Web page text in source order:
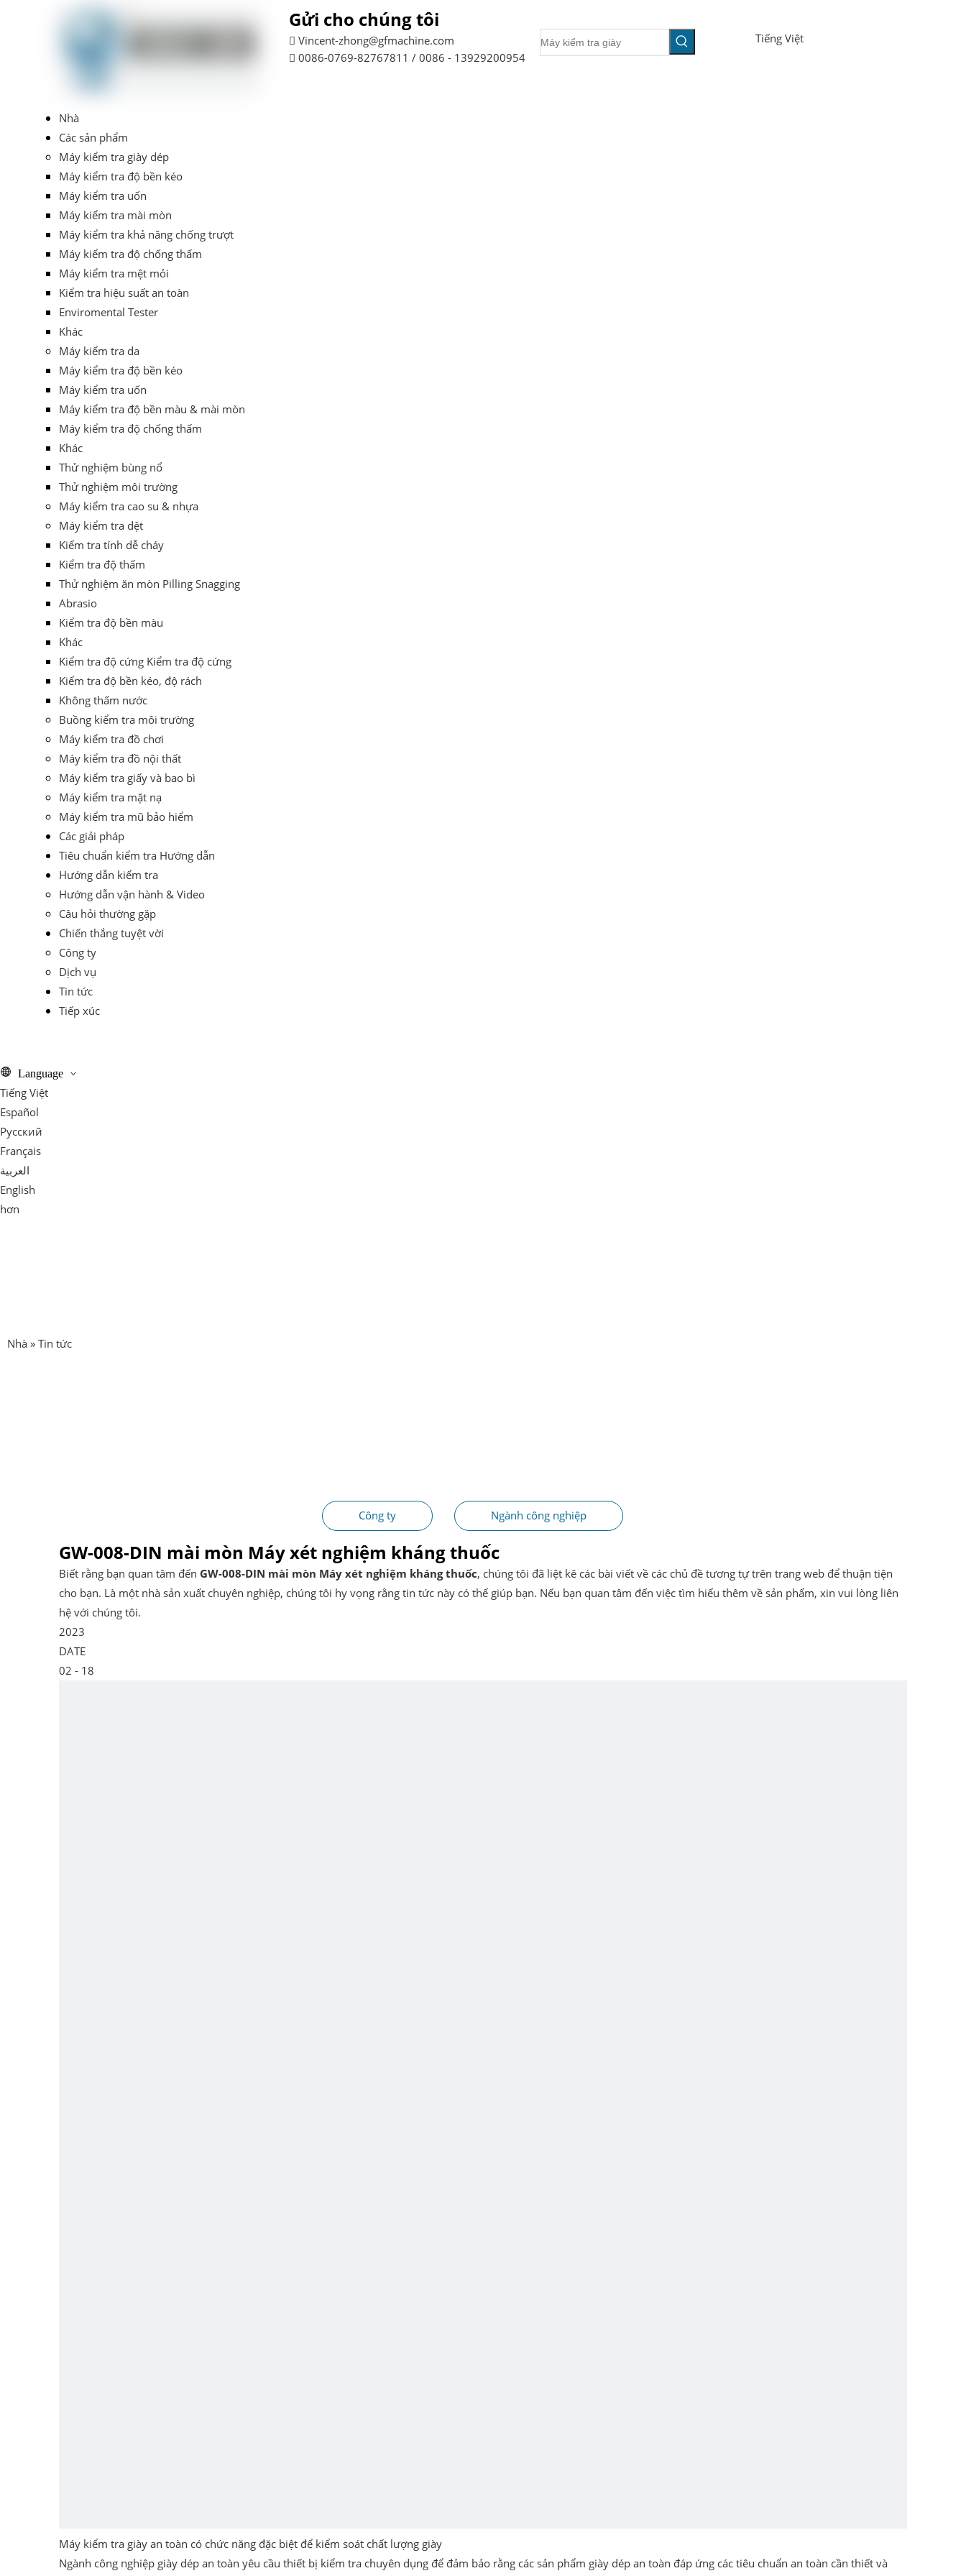
Gửi cho chúng tôi
 Vincent-zhong@gfmachine.com
 0086-0769-82767811 / 0086 - 13929200954
Tiếng Việt
Nhà
Các sản phẩm
Máy kiểm tra giày dép
Máy kiểm tra độ bền kéo
Máy kiểm tra uốn
Máy kiểm tra mài mòn
Máy kiểm tra khả năng chống trượt
Máy kiểm tra độ chống thấm
Máy kiểm tra mệt mỏi
Kiểm tra hiệu suất an toàn
Enviromental Tester
Khác
Máy kiểm tra da
Máy kiểm tra độ bền kéo
Máy kiểm tra uốn
Máy kiểm tra độ bền màu & mài mòn
Máy kiểm tra độ chống thấm
Khác
Thử nghiệm bùng nổ
Thử nghiệm môi trường
Máy kiểm tra cao su & nhựa
Máy kiểm tra dệt
Kiểm tra tính dễ cháy
Kiểm tra độ thấm
Thử nghiệm ăn mòn Pilling Snagging
Abrasio
Kiểm tra độ bền màu
Khác
Kiểm tra độ cứng Kiểm tra độ cứng
Kiểm tra độ bền kéo, độ rách
Không thấm nước
Buồng kiểm tra môi trường
Máy kiểm tra đồ chơi
Máy kiểm tra đồ nội thất
Máy kiểm tra giấy và bao bì
Máy kiểm tra mặt nạ
Máy kiểm tra mũ bảo hiểm
Các giải pháp
Tiêu chuẩn kiểm tra Hướng dẫn
Hướng dẫn kiểm tra
Hướng dẫn vận hành & Video
Câu hỏi thường gặp
Chiến thắng tuyệt vời
Công ty
Dịch vụ
Tin tức
Tiếp xúc
Language
Tiếng Việt
Español
Pусский
Français
العربية
English
hơn
Nhà » Tin tức
Công ty Ngành công nghiệp
GW-008-DIN mài mòn Máy xét nghiệm kháng thuốc
Biết rằng bạn quan tâm đến GW-008-DIN mài mòn Máy xét nghiệm kháng thuốc, chúng tôi đã liệt kê các bài viết về các chủ đề tương tự trên trang web để thuận tiện
cho bạn. Là một nhà sản xuất chuyên nghiệp, chúng tôi hy vọng rằng tin tức này có thể giúp bạn. Nếu bạn quan tâm đến việc tìm hiểu thêm về sản phẩm, xin vui lòng liên
hệ với chúng tôi.
2023
DATE
02 - 18
Máy kiểm tra giày an toàn có chức năng đặc biệt để kiểm soát chất lượng giày
Ngành công nghiệp giày dép an toàn yêu cầu thiết bị kiểm tra chuyên dụng để đảm bảo rằng các sản phẩm giày dép an toàn đáp ứng các tiêu chuẩn an toàn cần thiết và